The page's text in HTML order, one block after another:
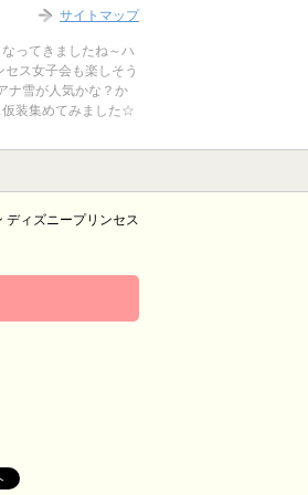
ってきましたね～ハ
ス女子会も楽しそう
ナ雪が人気かな？か
装集めてみました☆
ディズニープリンセス
サイトマップ